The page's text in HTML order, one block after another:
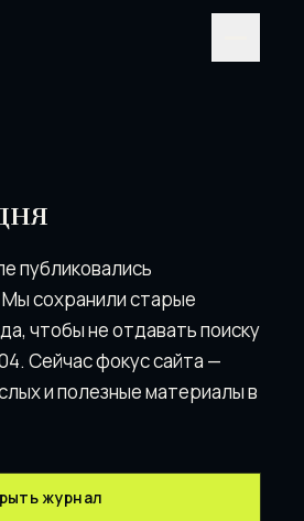
публиковались
сохранили старые
чтобы не отдавать поискy
Сейчас фокус сайта —
и полезные материалы в
журнал